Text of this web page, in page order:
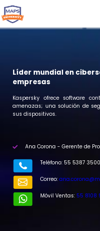
Líder mundial en
empresas
Kaspersky ofrece software
amenazas; una solución de
sus dispositivos.
Ana Corona - Gerente de
Teléfono: 55 5387
Correo:
Móvil Ventas: 55 8108